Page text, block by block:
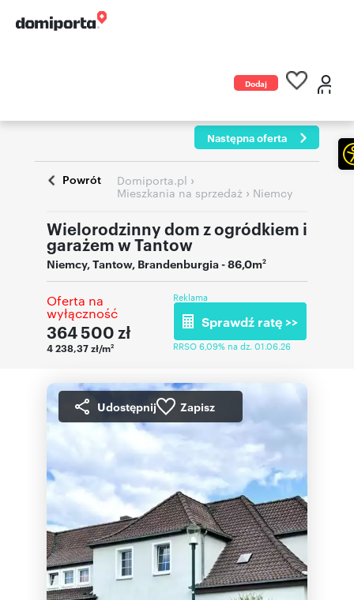
Dodaj
Następna oferta
Powrót Domiporta.pl ›
Mieszkania na sprzedaż › Niemcy
Wielorodzinny dom z ogródkiem i
garażem w Tantow
Niemcy,Tantow, Brandenburgia- 86,0m2
Oferta na
wyłączność
364 500 zł
4 238,37 zł/m2
Reklama
Sprawdź ratę >>
RRSO 6,09% na dz. 01.06.26
Udostępnij Zapisz